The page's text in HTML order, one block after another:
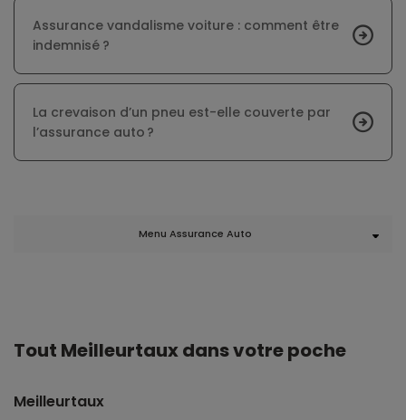
Assurance vandalisme voiture : comment être
indemnisé ?
La crevaison d’un pneu est-elle couverte par
l’assurance auto ?
Menu Assurance Auto
Tout Meilleurtaux dans votre poche
Meilleurtaux